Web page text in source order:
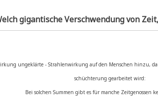
gigan­ti­sche Ver­schwen­dung von
unge­klär­te - Strah­len­wir­kung auf den Men­schen hin­zu,
schüch­te­rung gear­bei­tet wird:
Bei sol­chen Sum­men gibt es für man­che Zeit­ge­nos­sen